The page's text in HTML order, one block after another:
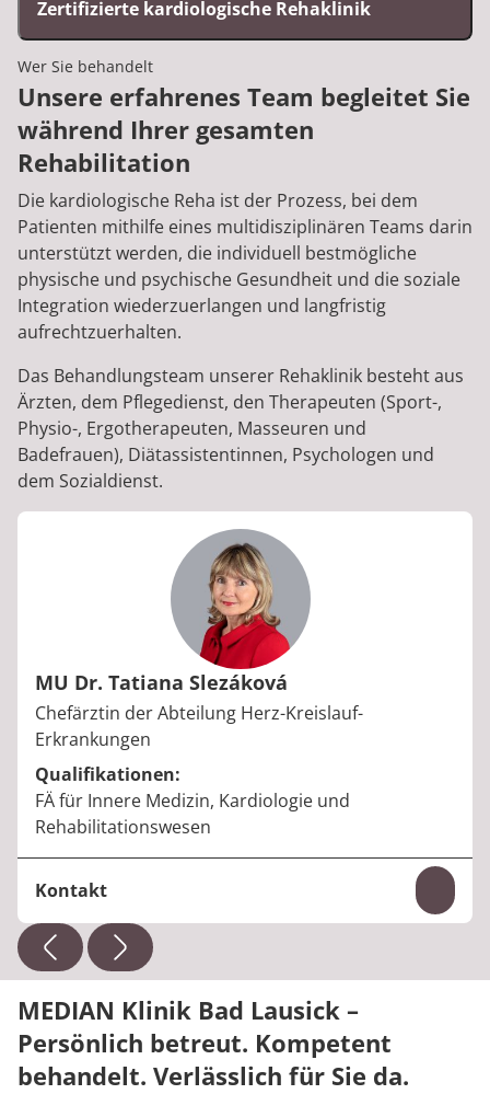
Zertifizierte kardiologische Rehaklinik
Wer Sie behandelt
Unsere erfahrenes Team begleitet Sie
während Ihrer gesamten
Rehabilitation
Die kardiologische Reha ist der Prozess, bei dem
Patienten mithilfe eines multidisziplinären Teams darin
unterstützt werden, die individuell bestmögliche
physische und psychische Gesundheit und die soziale
Integration wiederzuerlangen und langfristig
aufrechtzuerhalten.
Das Behandlungsteam unserer Rehaklinik besteht aus
Ärzten, dem Pflegedienst, den Therapeuten (Sport-,
Physio-, Ergotherapeuten, Masseuren und
Badefrauen), Diätassistentinnen, Psychologen und
dem Sozialdienst.
MU Dr. Tatiana Slezáková
Berufstitel:
Chefärztin der Abteilung Herz-Kreislauf-
Erkrankungen
Qualifikationen:
FÄ für Innere Medizin, Kardiologie und
Rehabilitationswesen
Kontakt
Telefon:+49 34345 61-750
E-Mail:tatiana.slezakova@median-kliniken.de
MEDIAN Klinik Bad Lausick –
Persönlich betreut. Kompetent
behandelt. Verlässlich für Sie da.